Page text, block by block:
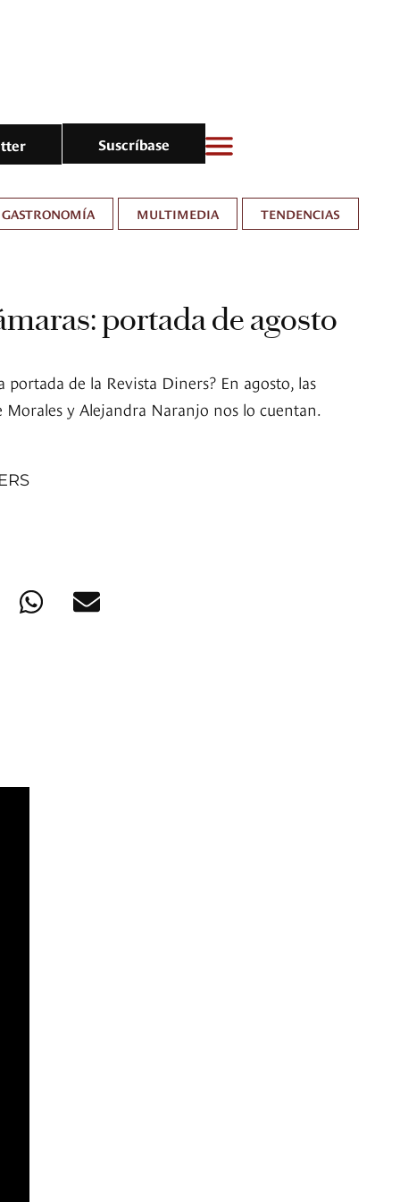
Suscríbase
GASTRONOMÍA MULTIMEDIA TENDENCIAS
portada de agosto
portada de la Revista Diners? En agosto, las
y Alejandra Naranjo nos lo cuentan.